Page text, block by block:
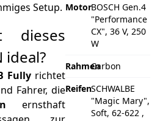
Setup.
ideal?
Fullyrichtet
Fahrer, die
ernsthaft
MotorBOSCH Gen.4
"Performance
CX", 36 V, 250
W
RahmenCarbon
ReifenSCHWALBE
"Magic Mary",
Soft, 62-622 ,